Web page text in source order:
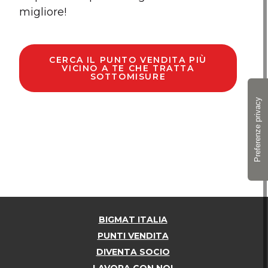
migliore!
CERCA IL PUNTO VENDITA PIÙ
VICINO A TE CHE TRATTA
SOTTOMISURE
BIGMAT ITALIA
PUNTI VENDITA
DIVENTA SOCIO